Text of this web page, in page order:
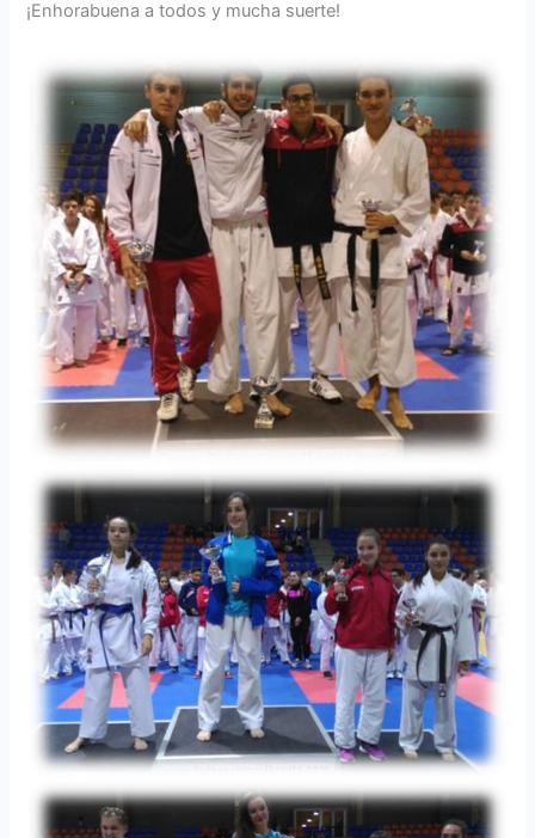
¡Enhorabuena a todos y mucha suerte!